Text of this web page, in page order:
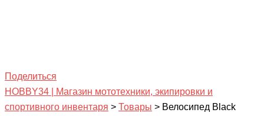
Поделиться
HOBBY34 | Магазин мототехники, экипировки и
спортивного инвентаря > Товары > Велосипед Black